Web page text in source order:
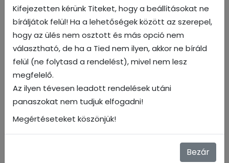
Kifejezetten kérünk Titeket, hogy a beállításokat ne
bíráljátok felül! Ha a lehetőségek között az szerepel,
hogy az ülés nem osztott és más opció nem
választható, de ha a Tied nem ilyen, akkor ne bíráld
felül (ne folytasd a rendelést), mivel nem lesz
megfelelő.
Az ilyen tévesen leadott rendelések utáni
panaszokat nem tudjuk elfogadni!
Megértéseteket köszönjük!
Bezár